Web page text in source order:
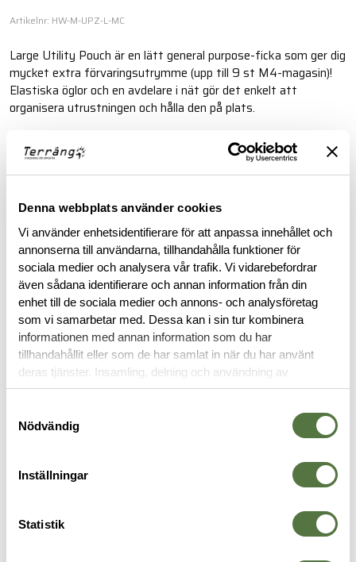
Denna webbplats använder cookies
Vi använder enhetsidentifierare för att anpassa innehållet och
annonserna till användarna, tillhandahålla funktioner för
sociala medier och analysera vår trafik. Vi vidarebefordrar
även sådana identifierare och annan information från din
enhet till de sociala medier och annons- och analysföretag
som vi samarbetar med. Dessa kan i sin tur kombinera
informationen med annan information som du har
tillhandahållit eller som de har samlat in när du har använt
deras tjänster. Insamling, delning och användning av
personuppgifter kan användas för personalisering av
Nödvändig
Inställningar
Statistik
Artikelnr: HW-M-UPZ-L-MC
Large Utility Pouch är en lätt general purpose-ficka som ger dig
mycket extra förvaringsutrymme (upp till 9 st M4-magasin)!
Elastiska öglor och en avdelare i nät gör det enkelt att
organisera utrustningen och hålla den på plats.
BESKRIVNING
RECENSIONER
FICKOR & HÅLLARE